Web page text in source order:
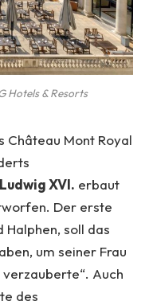
Hotels & Resorts
Château Mont Royal
XVI. erbaut
Der erste
Halphen, soll das
um seiner Frau
verzauberte“. Auch
des